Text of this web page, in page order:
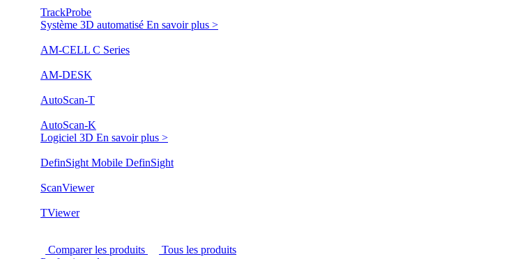
TrackProbe
Système 3D automatisé En savoir plus >
AM-CELL C Series
AM-DESK
AutoScan-T
AutoScan-K
Logiciel 3D En savoir plus >
DefinSight Mobile DefinSight
ScanViewer
TViewer
Comparer les produits
Tous les produits